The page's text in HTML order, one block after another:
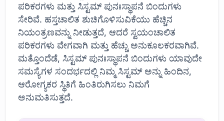
ಪರಿಕರಗಳು ಮತ್ತು ಸಿಸ್ಟಮ್ ಪುನಃಸ್ಥಾಪನೆ ಬಿಂದುಗಳು
ಸೇರಿವೆ. ಹಸ್ತಚಾಲಿತ ಶುಚಿಗೊಳಿಸುವಿಕೆಯು ಹೆಚ್ಚಿನ
ನಿಯಂತ್ರಣವನ್ನು ನೀಡುತ್ತದೆ, ಆದರೆ ಸ್ವಯಂಚಾಲಿತ
ಪರಿಕರಗಳು ವೇಗವಾಗಿ ಮತ್ತು ಹೆಚ್ಚು ಅನುಕೂಲಕರವಾಗಿವೆ.
ಮತ್ತೊಂದೆಡೆ, ಸಿಸ್ಟಮ್ ಪುನಃಸ್ಥಾಪನೆ ಬಿಂದುಗಳು ಯಾವುದೇ
ಸಮಸ್ಯೆಗಳ ಸಂದರ್ಭದಲ್ಲಿ ನಿಮ್ಮ ಸಿಸ್ಟಮ್ ಅನ್ನು ಹಿಂದಿನ,
ಆರೋಗ್ಯಕರ ಸ್ಥಿತಿಗೆ ಹಿಂತಿರುಗಿಸಲು ನಿಮಗೆ
ಅನುಮತಿಸುತ್ತದೆ.